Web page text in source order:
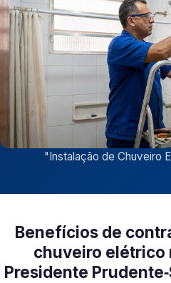
"Instalação de Chuveiro
Benefícios de
chuveiro elétrico
Presidente